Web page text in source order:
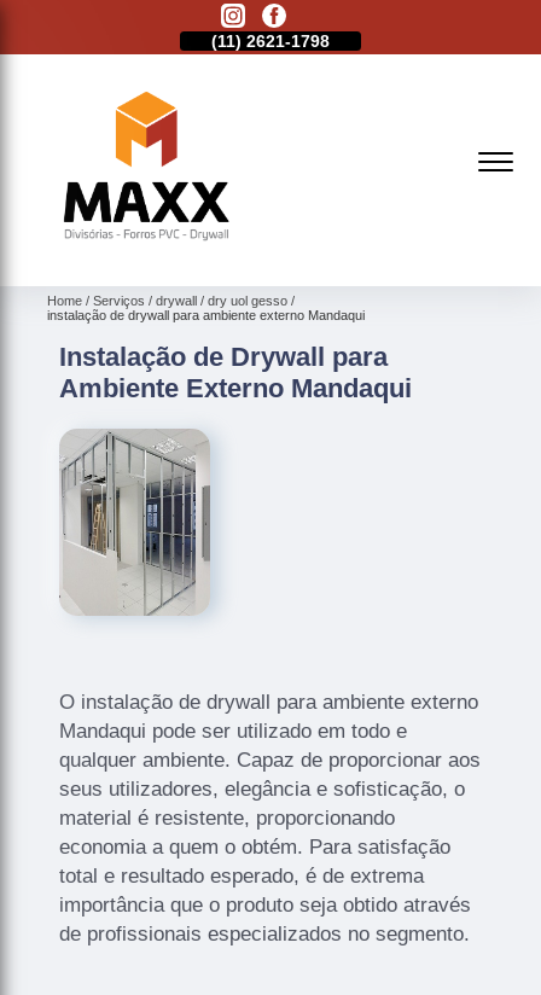
(11) 2621-1798
Home Serviços drywall
dry uol gesso
instalação de drywall para ambiente externo Mandaqui
Instalação de Drywall para
Ambiente Externo Mandaqui
O instalação de drywall para ambiente externo
Mandaqui pode ser utilizado em todo e
qualquer ambiente. Capaz de proporcionar aos
seus utilizadores, elegância e sofisticação, o
material é resistente, proporcionando
economia a quem o obtém. Para satisfação
total e resultado esperado, é de extrema
importância que o produto seja obtido através
de profissionais especializados no segmento.